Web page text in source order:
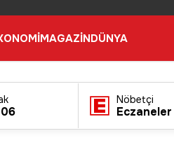
MAGAZİNDÜNYA
Nöbetçi
Eczaneler